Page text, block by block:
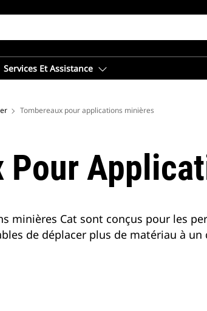
Services Et Assistance
Tombereaux pour applications minières
Pour
minières Cat sont conçus pour les
de déplacer plus de matériau à un